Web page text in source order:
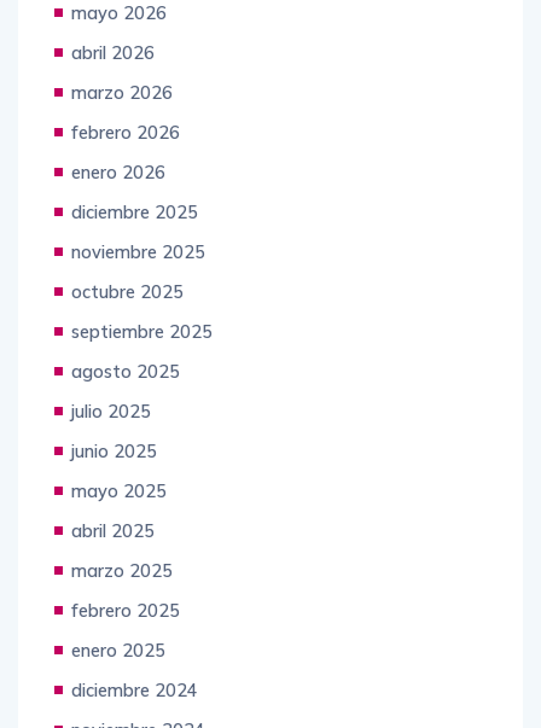
mayo 2026
abril 2026
marzo 2026
febrero 2026
enero 2026
diciembre 2025
noviembre 2025
octubre 2025
septiembre 2025
agosto 2025
julio 2025
junio 2025
mayo 2025
abril 2025
marzo 2025
febrero 2025
enero 2025
diciembre 2024